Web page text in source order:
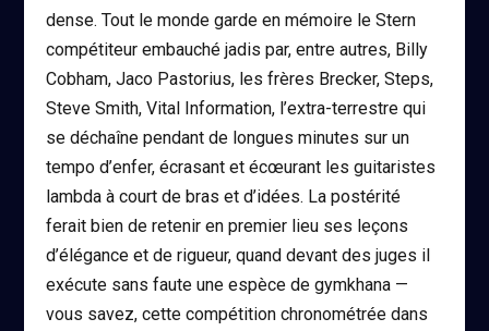
dense. Tout le monde garde en mémoire le Stern
compétiteur embauché jadis par, entre autres, Billy
Cobham, Jaco Pastorius, les frères Brecker, Steps,
Steve Smith, Vital Information, l’extra-terrestre qui
se déchaîne pendant de longues minutes sur un
tempo d’enfer, écrasant et écœurant les guitaristes
lambda à court de bras et d’idées. La postérité
ferait bien de retenir en premier lieu ses leçons
d’élégance et de rigueur, quand devant des juges il
exécute sans faute une espèce de gymkhana —
vous savez, cette compétition chronométrée dans